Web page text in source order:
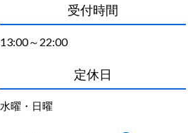
受付時間
13:00～22:00
定休日
水曜・日曜